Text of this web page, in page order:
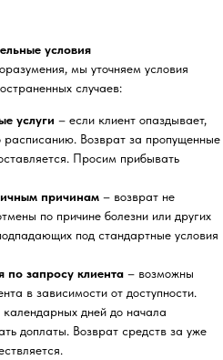
условия
мы уточняем условия
случаев:
услуги – если клиент опаздывает,
расписанию. Возврат за пропущенные
Просим прибывать
причинам – возврат не
по причине болезни или других
под стандартные условия
по запросу клиента – возможны
в зависимости от доступности.
дней до начала
доплаты. Возврат средств за уже